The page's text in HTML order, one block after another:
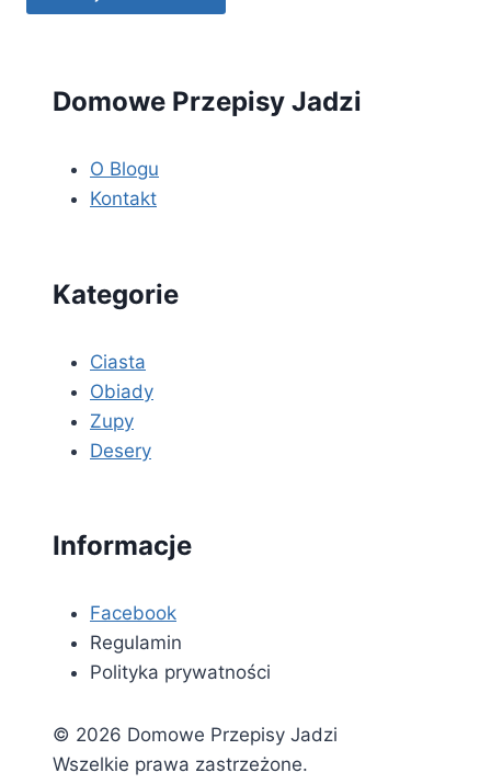
Domowe Przepisy Jadzi
O Blogu
Kontakt
Kategorie
Ciasta
Obiady
Zupy
Desery
Informacje
Facebook
Regulamin
Polityka prywatności
© 2026 Domowe Przepisy Jadzi
Wszelkie prawa zastrzeżone.